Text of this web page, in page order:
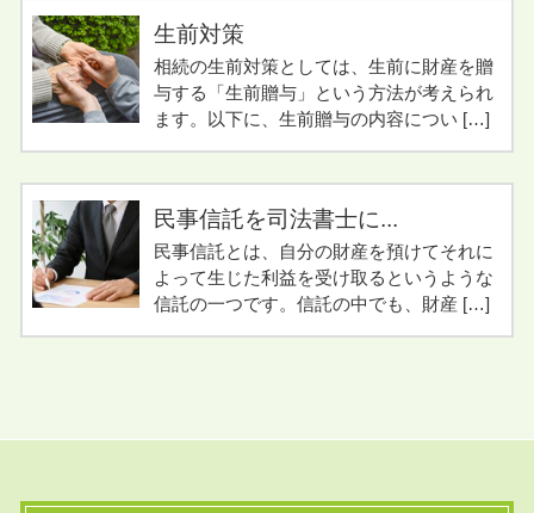
生前対策
相続の生前対策としては、生前に財産を贈
与する「生前贈与」という方法が考えられ
ます。以下に、生前贈与の内容につい […]
民事信託を司法書士に...
民事信託とは、自分の財産を預けてそれに
よって生じた利益を受け取るというような
信託の一つです。信託の中でも、財産 […]